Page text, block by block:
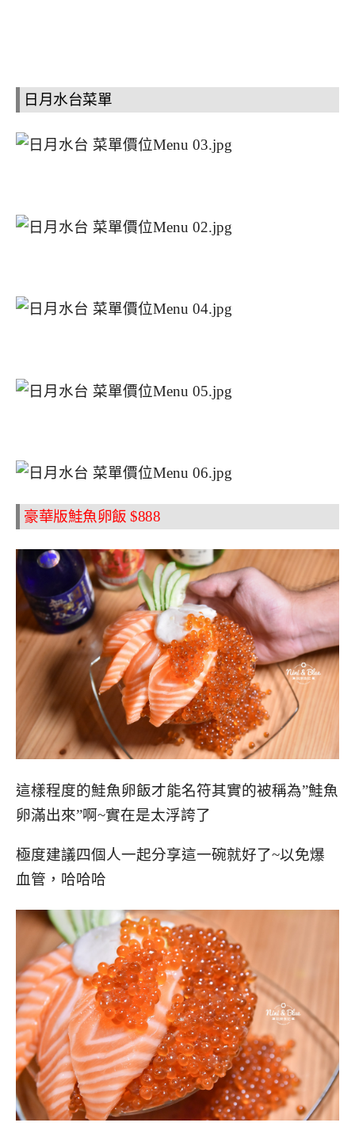
日月水台菜單
豪華版鮭魚卵飯 $888
這樣程度的鮭魚卵飯才能名符其實的被稱為”鮭魚
卵滿出來”啊~實在是太浮誇了
極度建議四個人一起分享這一碗就好了~以免爆
血管，哈哈哈